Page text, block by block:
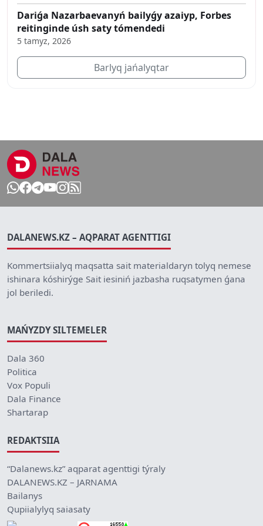
Dariǵa Nazarbaevanyń bailyǵy azaiyp, Forbes
reitinginde úsh saty tómendedi
5 tamyz, 2026
Barlyq jańalyqtar
DALANEWS.KZ – AQPARAT AGENTTIGI
Kommertsiialyq maqsatta sait materialdaryn tolyq nemese
ishinara kóshirýge Sait iesiniń jazbasha ruqsatymen ǵana
jol beriledi.
MAŃYZDY SILTEMELER
Dala 360
Politica
Vox Populi
Dala Finance
Shartarap
REDAKTSIIA
“Dalanews.kz” aqparat agenttigi týraly
DALANEWS.KZ – JARNAMA
Bailanys
Qupiialylyq saiasaty